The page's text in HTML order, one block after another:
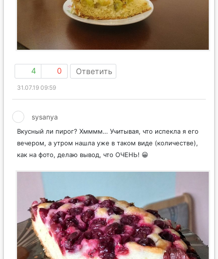
4 0 Ответить
31.07.19 09:59
sysanya
Вкусный ли пирог? Хмммм… Учитывая, что испекла я его
вечером, а утром нашла уже в таком виде (количестве),
как на фото, делаю вывод, что ОЧЕНЬ! 😀